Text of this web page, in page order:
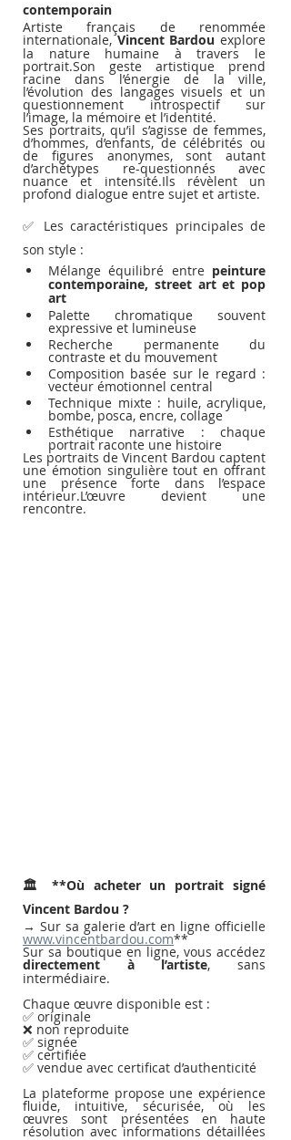
contemporain
Artiste français de renommée
internationale, Vincent Bardou explore
la nature humaine à travers le
portrait.Son geste artistique prend
racine dans l’énergie de la ville,
l’évolution des langages visuels et un
questionnement introspectif sur
l’image, la mémoire et l’identité.
Ses portraits, qu’il s’agisse de femmes,
d’hommes, d’enfants, de célébrités ou
de figures anonymes, sont autant
d’archétypes re-questionnés avec
nuance et intensité.Ils révèlent un
profond dialogue entre sujet et artiste.
✅ Les caractéristiques principales de
son style :
Mélange équilibré entre peinture
contemporaine, street art et pop
art
Palette chromatique souvent
expressive et lumineuse
Recherche permanente du
contraste et du mouvement
Composition basée sur le regard :
vecteur émotionnel central
Technique mixte : huile, acrylique,
bombe, posca, encre, collage
Esthétique narrative : chaque
portrait raconte une histoire
Les portraits de Vincent Bardou captent
une émotion singulière tout en offrant
une présence forte dans l’espace
intérieur.L’œuvre devient une
rencontre.
🏛️ **Où acheter un portrait signé
Vincent Bardou ?
www.vincentbardou.com**
directement à l’artiste, sans
intermédiaire.
Chaque œuvre disponible est :
✅ originale
❌ non reproduite
✅ signée
✅ certifiée
✅ vendue avec certificat d’authenticité
La plateforme propose une expérience
fluide, intuitive, sécurisée, où les
œuvres sont présentées en haute
résolution avec informations détaillées